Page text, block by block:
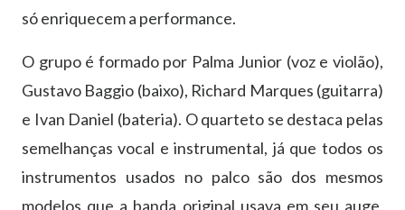
só enriquecem a performance.
O grupo é formado por Palma Junior (voz e violão),
Gustavo Baggio (baixo), Richard Marques (guitarra)
e Ivan Daniel (bateria). O quarteto se destaca pelas
semelhanças vocal e instrumental, já que todos os
instrumentos usados no palco são dos mesmos
modelos que a banda original usava em seu auge.